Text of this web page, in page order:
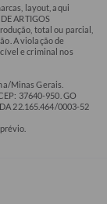
layout, aqui
ARTIGOS
total ou parcial,
A violação de
e criminal nos
Minas Gerais.
37640-950. GO
22.165.464/0003-52